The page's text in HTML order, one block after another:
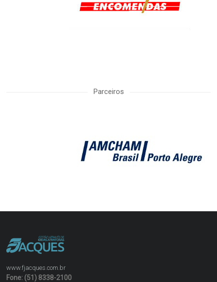
Parceiros
www.fjacques.com.br
Fone: (51) 8338-2100